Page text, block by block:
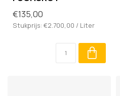
€135,00
Stukprijs: €2.700,00 / Liter